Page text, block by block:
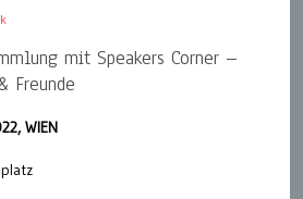
mit Speakers Corner –
Freunde
WIEN